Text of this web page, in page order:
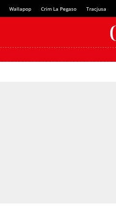
Wallapop Crim La Pegaso Tracjusa